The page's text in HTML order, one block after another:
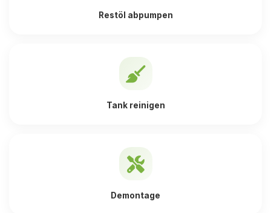
Restöl abpumpen
Tank reinigen
Demontage